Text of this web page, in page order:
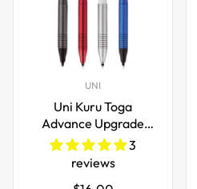
UNI
Uni Kuru Toga
Advance Upgrade
Druckbleistift 0,5 mm
3
reviews